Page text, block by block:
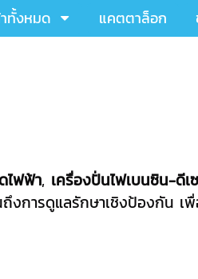
ทั้งหมด แคตตาล็อก
ไฟฟ้า, เครื่องปั่นไฟเบนซิน-ดีเ
งการดูแลรักษาเชิงป้องกัน